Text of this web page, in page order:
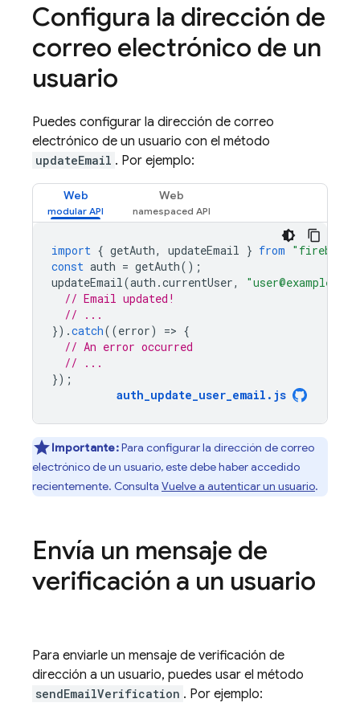
Configura la dirección de
correo electrónico de un
usuario
Puedes configurar la dirección de correo
electrónico de un usuario con el método
updateEmail . Por ejemplo:
Web Web
import { getAuth, updateEmail } from "firebase/
const auth = getAuth();
updateEmail(auth .currentUser,
// Email updated!
// ...
}).catch((error) => {
// An error occurred
// ...
});
auth_update_user_email . js
Importante:Para configurar la dirección de correo
electrónico de un usuario, este debe haber accedido
recientemente. Consulta Vuelve a autenticar un usuario.
Envía un mensaje de
verificación a un usuario
Para enviarle un mensaje de verificación de
dirección a un usuario, puedes usar el método
sendEmailVerification . Por ejemplo: